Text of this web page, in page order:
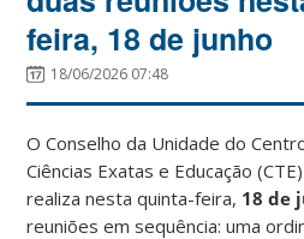
feira, 18 de junho
18/06/2026 07:48
O Conselho da Unidade do
Ciências Exatas e Educação
realiza nesta quinta-feira, 18 de
reuniões em sequência: uma